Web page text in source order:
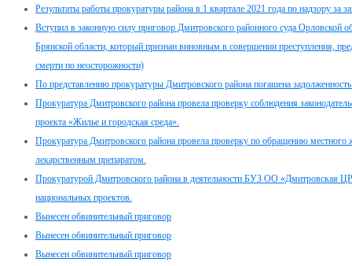
Результаты работы прокуратуры района в 1 квартале 2021 года по надзору за
Вступил в законную силу приговор Дмитровского районного суда Орловской
Брянской области, который признан виновным в совершении преступления,
смерти по неосторожности)
По представлению прокуратуры Дмитровского района погашена
Прокуратура Дмитровского района провела проверку соблюдения
проекта «Жилье и городская среда».
Прокуратура Дмитровского района провела проверку по обращению местного
лекарственным препаратом.
Прокуратурой Дмитровского района в деятельности БУЗ ОО «Дмитровская
национальных проектов.
Вынесен обвинительный приговор
Вынесен обвинительный приговор
Вынесен обвинительный приговор